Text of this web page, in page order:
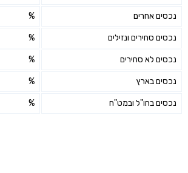
נכסים אחרים %
נכסים סחירים ונזילים %
נכסים לא סחירים %
נכסים בארץ %
נכסים בחו"ל ובמט"ח %